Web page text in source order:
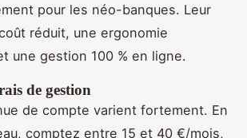
pour les néo-banques. Leur
réduit, une ergonomie
une gestion 100 % en ligne.
de gestion
de compte varient fortement. En
comptez entre 15 et 40 €/mois,